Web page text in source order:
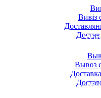
Вивіз
Вывоз